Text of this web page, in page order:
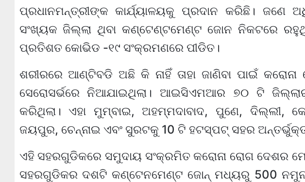
ପ୍ରଧାନମନ୍ତ୍ରୀଙ୍କ କାର୍ଯ୍ୟାଳୟକୁ ପ୍ରଦାନ କରିଛି। ଜଣେ
ସଂଖ୍ୟକ ଜିଲ୍ଲା ଥିବା କଣ୍ଟେଣ୍ଟମେଣ୍ଟ ଜୋନ ନିକଟରେ
ପ୍ରତିଶତ କୋଭିଡ -୧୯ ସଂକ୍ରମଣରେ ପୀଡିତ।
ଶରୀରରେ ଆଣ୍ଟିବଡି ଅଛି କି ନାହିଁ ତାହା ଜାଣିବା ପାଇଁ
ସେରୋସର୍ଭରେ ନିଆଯାଇଥିଲା। ଆଇସିଏମଆର ୭୦ ଟି
କରିଥିଲା। ଏହା ମୁମ୍ବାଇ, ଅହମ୍ମଦାବାଦ, ପୁଣେ, ଦିଲ୍ଲୀ,
ଜୟପୁର, ଚେନ୍ନାଇ ଏବଂ ସୁରଟକୁ 10 ଟି ହଟସ୍ପଟ୍ ସହର
ଏହି ସହରଗୁଡିକରେ ସମୁଦାୟ ସଂକ୍ରମିତ କରୋନା ରୋଗ ଦେଶର
ସହରଗୁଡିକର ଦଶଟି କଣ୍ଟେନମେଣ୍ଟ ଜୋନ୍ ମଧ୍ୟରୁ 500